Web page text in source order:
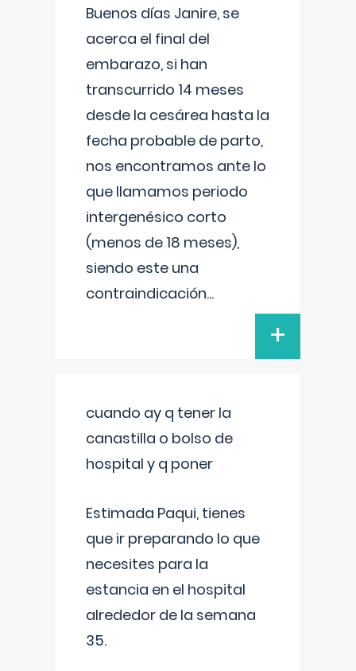
Buenos días Janire, se
acerca el final del
embarazo, si han
transcurrido 14 meses
desde la cesárea hasta la
fecha probable de parto,
nos encontramos ante lo
que llamamos periodo
intergenésico corto
(menos de 18 meses),
siendo este una
contraindicación...
+
cuando ay q tener la
canastilla o bolso de
hospital y q poner
Estimada Paqui, tienes
que ir preparando lo que
necesites para la
estancia en el hospital
alrededor de la semana
35.